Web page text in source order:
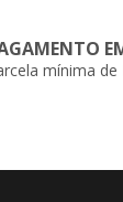
mínima de